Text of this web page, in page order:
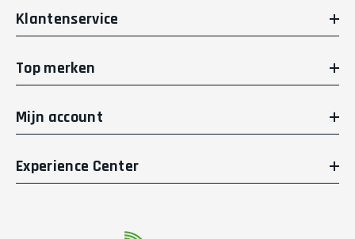
Klantenservice
Top merken
Mijn account
Experience Center